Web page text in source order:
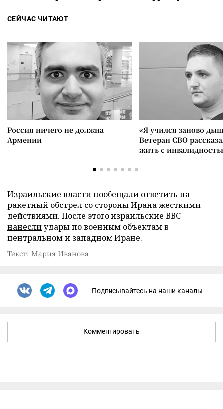
СЕЙЧАС ЧИТАЮТ
Россия ничего не должна
Армении
«Я учился заново
Ветеран СВО
жить с
Израильские властипообещали ответить на
ракетный обстрел со стороны Ирана жесткими
действиями. После этого израильские ВВС
нанеслиудары по военным объектам в
центральном и западном Иране.
Текст: Мария Иванова
Подписывайтесь на наши каналы
Комментировать